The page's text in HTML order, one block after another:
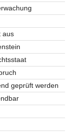
aus
geprüft werden